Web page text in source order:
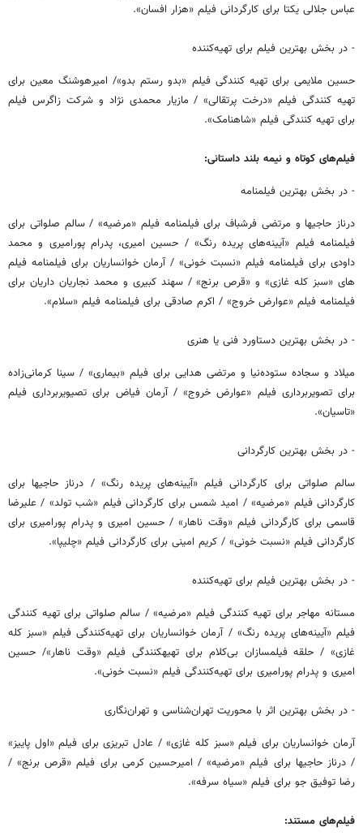
عباس جلالی یکتا برای کارگردانی فیلم «هزار افسان».
- در بخش بهترین فیلم برای تهیه‌کننده
حسین ملایمی برای تهیه کنندگی فیلم «بدو رستم بدو»/ امیرهوشنگ معین برای
تهیه کنندگی فیلم «درخت پرتقالی» / مازیار محمدی نژاد و شرکت زاگرس فیلم
برای تهیه کنندگی فیلم «شاهنامک».
فیلم‌های کوتاه و نیمه بلند داستانی:
- در بخش بهترین فیلمنامه
درناز حاجیها و مرتضی فرشباف برای فیلمنامه فیلم «مرضیه» / سالم صلواتی برای
فیلمنامه فیلم «آیینه‌های پریده رنگ» / حسین امیری، پدرام پورامیری و محمد
داودی برای فیلمنامه فیلم «نسبت خونی» / آرمان خوانساريان برای فیلمنامه فیلم
های «سبز کله غازی» و «قرص برنج» / سهند کبیری و محمد نجاریان داریان برای
فیلمنامه فیلم «عوارض خروج» / اکرم صادقی برای فیلمنامه فیلم «سلام».
- در بخش بهترین دستاورد فنی یا هنری
میلاد و سجاده ستوده‌نیا و مرتضی هدایی برای فیلم «بیماری» / سینا کرمانی‌زاده
برای تصویربرداری فیلم «عوارض خروج» / آرمان فیاض برای تصیویربرداری فیلم
«تاسیان».
- در بخش بهترین کارگردانی
سالم صلواتی برای کارگردانی فیلم «آیینه‌های پریده رنگ» / درناز حاجیها برای
کارگردانی فیلم «مرضیه» / امید شمس برای کارگردانی فیلم «شب تولد» / علیرضا
قاسمی برای کارگردانی فیلم «وقت ناهار» / حسین امیری و پدرام پورامیری برای
کارگردانی فیلم «نسبت خونی» / کریم امینی برای کارگردانی فیلم «چلیپا».
- در بخش بهترین فیلم برای تهیه‌کننده
مستانه مهاجر برای تهیه کنندگی فیلم «مرضیه» / سالم صلواتی برای تهیه کنندگی
فیلم «آیینه‌های پریده رنگ» / آرمان خوانساریان برای تهیه‌کنندگی فیلم «سبز کله
غازی» / حلقه فیلمسازان بی‌کلام برای تهیه‎کنندگی فیلم «وقت ناهار»/ حسین
امیری و پدرام پورامیری برای تهیه‌کنندگی فیلم «نسبت خونی».
- در بخش بهترین اثر با محوریت تهران‌شناسی و تهران‌نگاری
آرمان خوانساریان برای فیلم «سبز کله غازی» / عادل تبریزی برای فیلم «اول پاییز»
/ درناز حاجیها برای فیلم «مرضیه» / امیرحسین کرمی برای فیلم «قرص برنج» /
رضا توفیق جو برای فیلم «سیاه سرفه».
فیلم‌های مستند: